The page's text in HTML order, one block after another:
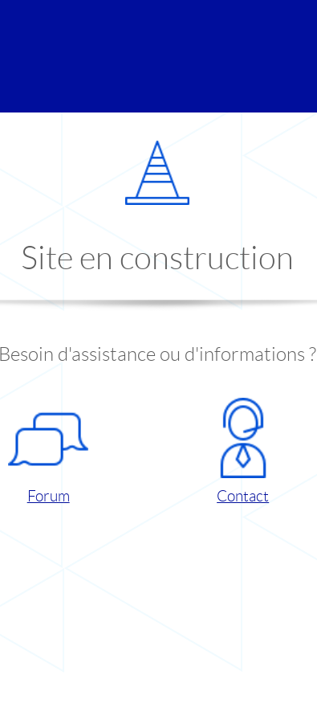
Site en construction
Besoin d'assistance ou d'informations ?
Forum Contact